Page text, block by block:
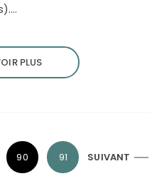
PLUS
90 91 SUIVANT